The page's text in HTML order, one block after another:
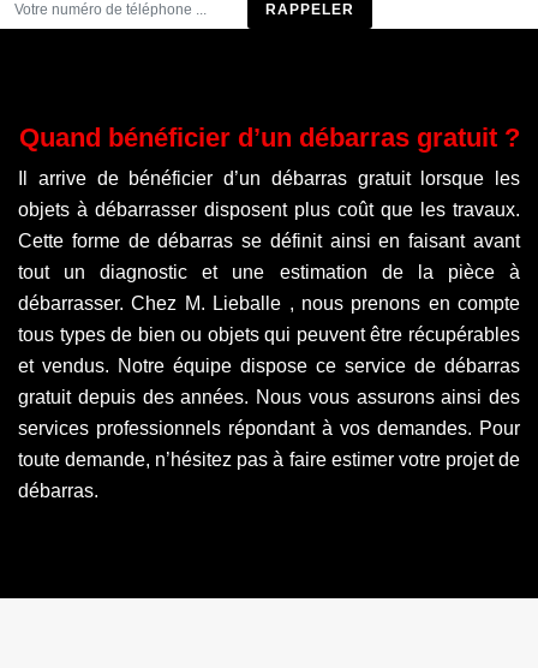
Quand bénéficier d’un débarras gratuit ?
Il arrive de bénéficier d’un débarras gratuit lorsque les
objets à débarrasser disposent plus coût que les travaux.
Cette forme de débarras se définit ainsi en faisant avant
tout un diagnostic et une estimation de la pièce à
débarrasser. Chez M. Lieballe , nous prenons en compte
tous types de bien ou objets qui peuvent être récupérables
et vendus. Notre équipe dispose ce service de débarras
gratuit depuis des années. Nous vous assurons ainsi des
services professionnels répondant à vos demandes. Pour
toute demande, n’hésitez pas à faire estimer votre projet de
débarras.